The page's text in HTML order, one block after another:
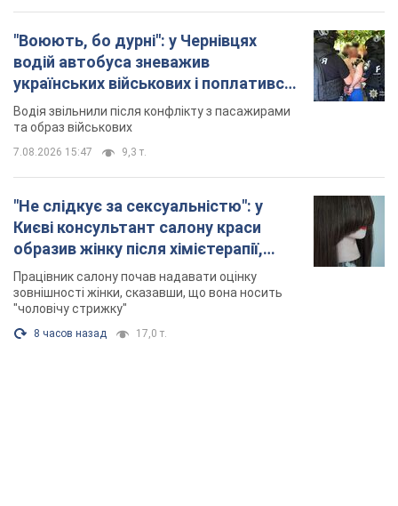
"Воюють, бо дурні": у Чернівцях
водій автобуса зневажив
українських військових і поплатився.
Відео
Водія звільнили після конфлікту з пасажирами
та образ військових
7.08.2026 15:47 9,3 т.
"Не слідкує за сексуальністю": у
Києві консультант салону краси
образив жінку після хімієтерапії,
розгорівся скандал. Фото
Працівник салону почав надавати оцінку
зовнішності жінки, сказавши, що вона носить
"чоловічу стрижку"
8 часов назад 17,0 т.